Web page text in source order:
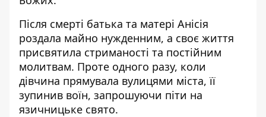
Після смерті батька та матері Анісія
роздала майно нужденним, а своє життя
присвятила стриманості та постійним
молитвам. Проте одного разу, коли
дівчина прямувала вулицями міста, її
зупинив воїн, запрошуючи піти на
язичницьке свято.